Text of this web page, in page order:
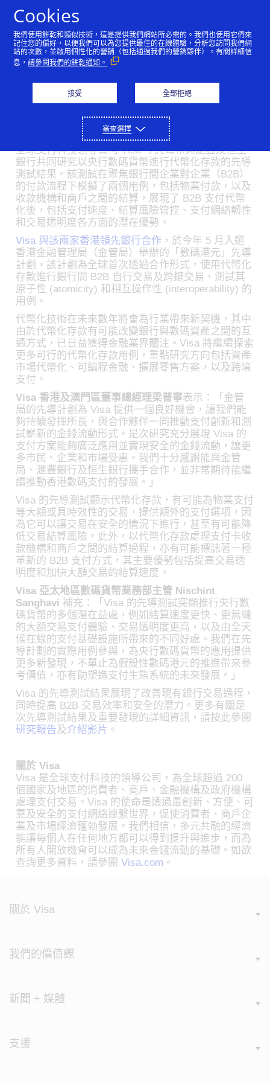
Visa 與兩家本地領先銀行
完成數碼港元先導計劃，
展示代幣化存款潛力
全球支付科技領導公司 Visa 今天公布與滙豐及恒生
銀行共同研究以央行數碼貨幣進行代幣化存款的先導
測試結果。該測試在聚焦銀行間企業對企業（B2B）
的付款流程下模擬了兩個用例，包括物業付款，以及
收款機構和商戶之間的結算，展現了 B2B 支付代幣
化後，包括支付速度、結算風險管控、支付網絡韌性
和交易透明度各方面的潛在優勢。
Visa 與該兩家香港領先銀行合作 ，於今年 5 月入選
香港金融管理局（金管局）舉辦的「數碼港元」先導
計劃。該計劃為全球首次透過合作形式，使用代幣化
存款進行銀行間 B2B 自行交易及跨鏈交易，測試其
原子性 (atomicity) 和相互操作性 (interoperability) 的
用例。
代幣化技術在未來數年將會為行業帶來新契機，其中
由於代幣化存款有可能改變銀行與數碼資產之間的互
通方式，已日益獲得金融業界關注。Visa 將繼續探索
更多可行的代幣化存款用例，重點研究方向包括資產
市場代幣化、可編程金融、擴展零售方案，以及跨境
支付。
Visa 香港及澳門區董事總經理梁普寧表示：「金管
局的先導計劃為 Visa 提供一個良好機會，讓我們能
夠持續發揮所長，與合作夥伴一同推動支付創新和測
試嶄新的金錢流動形式。是次研究充分展現 Visa 的
支付方案能夠廣泛應用並實現安全的金錢流動，讓更
多市民、企業和市場受惠。我們十分感謝能與金管
局、滙豐銀行及恒生銀行攜手合作，並非常期待能繼
續推動香港數碼支付的發展。」
Visa 的先導測試顯示代幣化存款，有可能為物業支付
等大額或具時效性的交易，提供額外的支付選項，因
為它可以讓交易在安全的情況下進行，甚至有可能降
低交易結算風險。此外，以代幣化存款處理支付卡收
款機構和商戶之間的結算過程，亦有可能標誌著一種
革新的 B2B 支付方式，其主要優勢包括提高交易透
明度和加快大額交易的結算速度。
Visa 亞太地區數碼貨幣業務部主管 Nischint
Sanghavi 補充：「Visa 的先導測試突顯推行央行數
碼貨幣的多個潛在益處，例如結算速度更快、更無縫
的大額交易支付體驗、交易透明度更高，以及由全天
候在線的支付基礎設施所帶來的不同好處。我們在先
導計劃的實際用例參與，為央行數碼貨幣的應用提供
更多新發現，不單止為假設性數碼港元的推進帶來參
考價值，亦有助塑造支付生態系統的未來發展。」
Visa 的先導測試結果展現了改善現有銀行交易過程，
同時提高 B2B 交易效率和安全的潛力。更多有關是
次先導測試結果及重要發現的詳細資訊，請按此參閱
研究報告及介紹影片 。
關於 Visa
Visa 是全球支付科技的領導公司，為全球超過 200
個國家及地區的消費者、商戶、金融機構及政府機構
處理支付交易。Visa 的使命是透過最創新、方便、可
靠及安全的支付網絡連繫世界，促使消費者、商戶企
業及市場經濟蓬勃發展。我們相信，多元共融的經濟
能讓每個人在任何地方都可以得到提升與進步，而為
所有人開放機會可以成為未來金錢流動的基礎。如欲
查詢更多資料，請參閱Visa.com 。
關於 Visa
我們的價值觀
新聞 + 媒體
支援
Cookies
我們使用餅乾和類似技術，這是提供我們網站所必需的。我們也使用它們來
記住您的偏好，以便我們可以為您提供最佳的在線體驗，分析您訪問我們網
站的次數，並啟用個性化的營銷（包括通過我們的營銷夥伴）。有關詳細信
息，請參閱我們的餅乾通知。
接受 全部拒絕
審查選擇